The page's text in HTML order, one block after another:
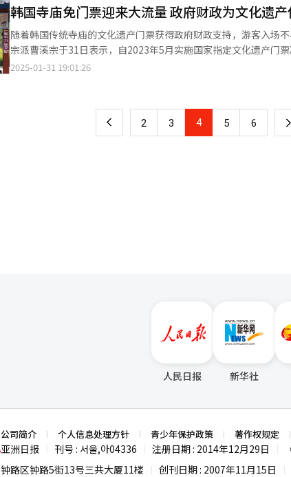
禁止员工在公司内网中使用DeepSeek办公。 三星电子、SK、LG电子等主要企业已内部自主开发并使用生成式AI，
禁止电脑使用未经授权的外部程序。 DeepSeek的使用禁令进一步扩大至金融圈。进出口银行已从上月31日起限制登
录DeepSeek，KB金融控股和KB国民银行本月3日起以需要安全
互联网银行Toss也表示在对数据收集进行安全性审查结束前，将
也对DeepSeek下达使用禁令。 各地方行政单位中，首尔市、仁川市、蔚山市、大邱市、京畿道、全罗北道、济州道
2025年经济政策方向资料，今年实际经济增长率预计为3.8%，今
万美元。 【图片提供 韩联社】
会”到“老龄社会”的过渡时间要长得多，法国用时115年，美国
化进程给国家和社会带来巨大的适应压力。 据韩国统计厅2019年的预测，截至2067年，韩国65岁以上人口比例升至
46.5%，接近全国人口的一半，而全球平均水平仅为18.6%。换
2.5倍，可能成为全球“最老的国家”。 人口老龄化对经济的冲击尤为显著。韩国2024年第三季度总和生育率为
0.76，创下全球最低纪录。随着15至64岁劳动年龄人口的减少，
出把养老金缴费率从目前的9%逐步提高到19%。 伴随医疗技术的进步，韩国国民的预期寿命从1981年的66岁增至
2023年的83.6岁，许多65岁以上老人依旧具备劳动能力，对此
韩国寺庙免门票迎来大流量 政府财政为文化遗
随着韩国传统寺庙的文化遗产门票获得政府财政支持，游客入场不再收费
宗派曹溪宗于31日表示，自2023年5月实施国家指定文化遗产门
前增长逾两倍。 数据显示，2024年1月至10月，这63座寺庙共接待游客约334万人次，较2022年同期的1347万人次
国家指定文化遗产的所有者若免收门票，可获得国家或地方政府
游览支持”预算，并于今年拨款约568亿韩元（约合人民币29亿元）。 曹溪宗表示，未来将持续优化参观环境
2025-01-31 19:01:26
上 2 3 4 5 6 下
人民日报 新华社
公司简介 个人信息处理方针 青少年保护政策 著作权规定
亚洲日报 刊号 : 서울,아04336 注册日期 : 2014年12月29日
钟路区钟路5街13号三共大厦11楼
创刊日期 : 2007年11月15日